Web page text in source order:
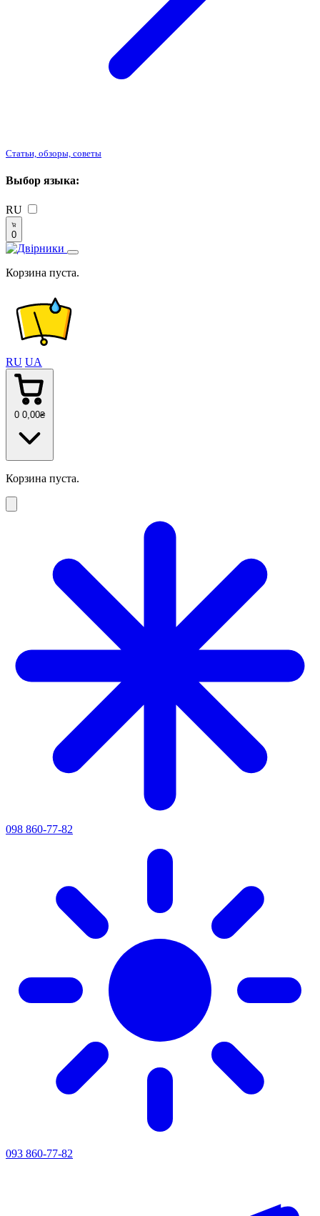
Статьи, обзоры, советы
Выбор языка:
RU
0
Корзина пуста.
RU UA
0 0 ,00₴
Корзина пуста.
098 860-77-82
093 860-77-82